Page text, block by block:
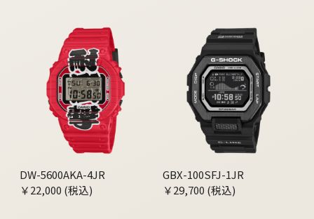
DW-5600AKA-4JR
￥22,000 (税込)
GBX-100SFJ-1JR
￥29,700 (税込)